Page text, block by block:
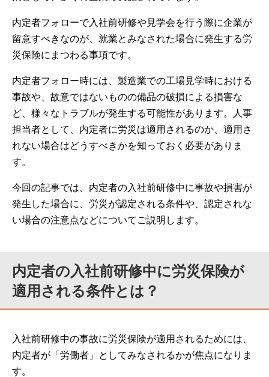
内定者フォローで入社前研修や見学会を行う際に企業が
留意すべきなのが、就業とみなされた場合に発生する労
災保険にまつわる事項です。
内定者フォロー時には、製造業での工場見学時における
事故や、故意ではないものの備品の破損による損害な
ど、様々なトラブルが発生する可能性があります。人事
担当者として、内定者に労災は適用されるのか、適用さ
れない場合はどうすべきかを知っておく必要がありま
す。
今回の記事では、内定者の入社前研修中に事故や損害が
発生した場合に、労災が認定される条件や、認定されな
い場合の注意点などについてご説明します。
内定者の入社前研修中に労災保険が
適用される条件とは？
入社前研修中の事故に労災保険が適用されるためには、
内定者が「労働者」としてみなされるかが焦点になりま
す。